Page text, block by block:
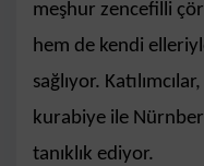
meşhur zencefilli
hem de kendi
sağlıyor.
kurabiye ile
tanıklık ediyor.